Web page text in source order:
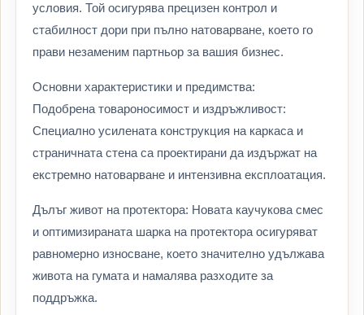
условия. Той осигурява прецизен контрол и
стабилност дори при пълно натоварване, което го
прави незаменим партньор за вашия бизнес.
Основни характеристики и предимства:
Подобрена товароносимост и издръжливост:
Специално усилената конструкция на каркаса и
страничната стена са проектирани да издържат на
екстремно натоварване и интензивна експлоатация.
Дълъг живот на протектора: Новата каучукова смес
и оптимизираната шарка на протектора осигуряват
равномерно износване, което значително удължава
живота на гумата и намалява разходите за
поддръжка.